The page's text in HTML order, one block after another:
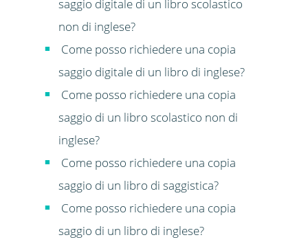
saggio digitale di un libro scolastico
non di inglese?
Come posso richiedere una copia
saggio digitale di un libro di inglese?
Come posso richiedere una copia
saggio di un libro scolastico non di
inglese?
Come posso richiedere una copia
saggio di un libro di saggistica?
Come posso richiedere una copia
saggio di un libro di inglese?